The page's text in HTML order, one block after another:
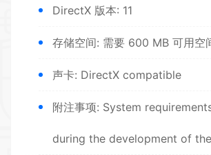
DirectX 版本: 11
存储空间: 需要 600 MB 可用空
声卡: DirectX compatible
附注事项: System
during the development of